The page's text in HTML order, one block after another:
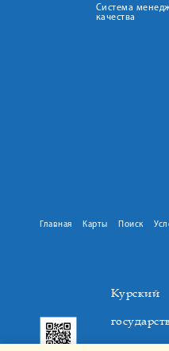
Система
качества
Главная Карты Поиск
Курский